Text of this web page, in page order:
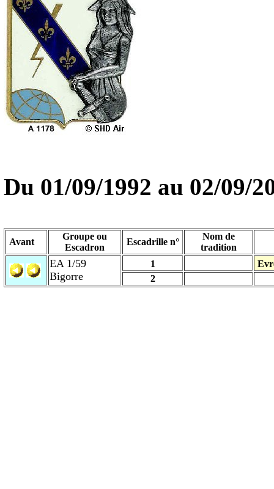
Du 01/09/1992 au 02/09/
Avant
Groupe ou
Escadron
Escadrille n°
Nom de
tradition
EA 1/59
Bigorre
1
2